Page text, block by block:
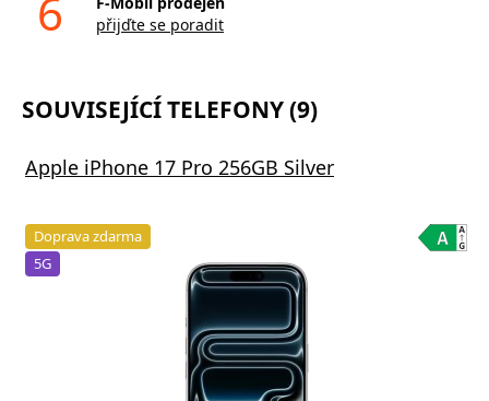
přijďte se poradit
SOUVISEJÍCÍ TELEFONY (9)
Apple iPhone 17 Pro 256GB Silver
Doprava zdarma
5G